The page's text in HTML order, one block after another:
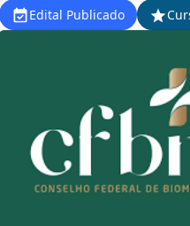
Edital Publicado